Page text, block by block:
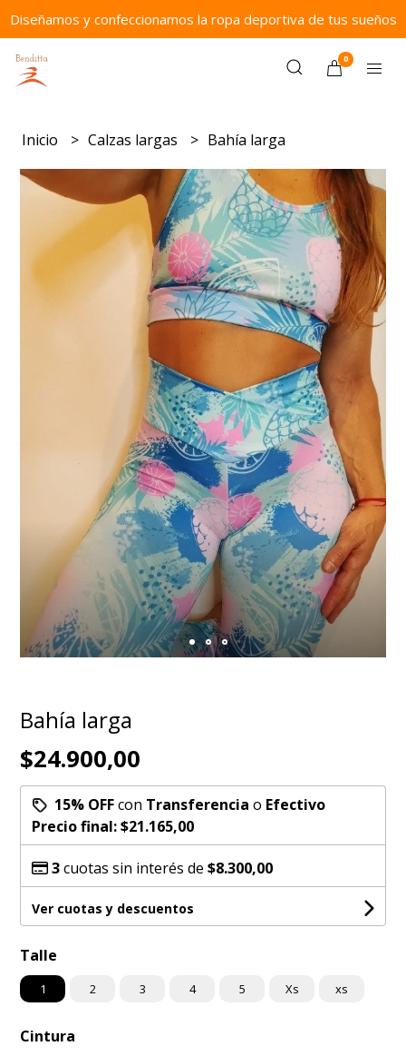
Diseñamos y confeccionamos la ropa deportiva de tus sueños
0
Inicio Calzas largas Bahía larga
Bahía larga
$24.900,00
15% OFFcon Transferencia o Efectivo
Precio final:$21.165,00
3cuotas sin interés de$8.300,00
Ver cuotas y descuentos
Talle
1 2 3 4 5 Xs xs
Cintura